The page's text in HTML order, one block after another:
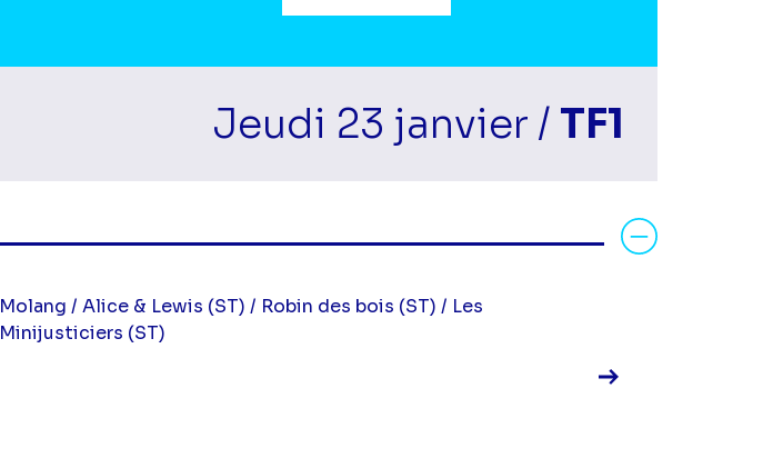
Jeudi 23 janvier / TF1
Molang / Alice & Lewis (ST) / Robin des bois (ST) / Les
Minijusticiers (ST)